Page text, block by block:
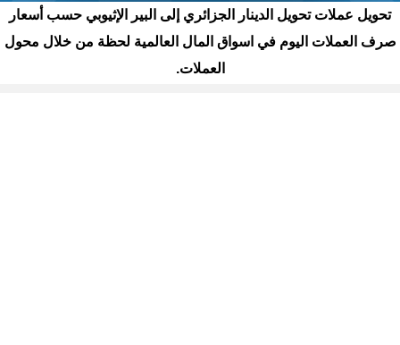
تحويل عملات تحويل الدينار الجزائري إلى البير الإثيوبي حسب أسعار
صرف العملات اليوم في اسواق المال العالمية لحظة من خلال محول
العملات.